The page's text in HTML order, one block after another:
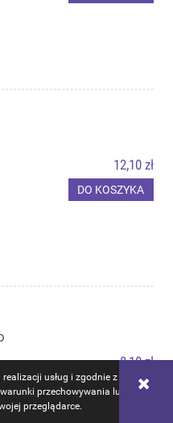
usług i zgodnie z
przechowywania lub
przeglądarce.
12,10 zł
DO KOSZYKA
8,10 zł
DO KOSZYKA